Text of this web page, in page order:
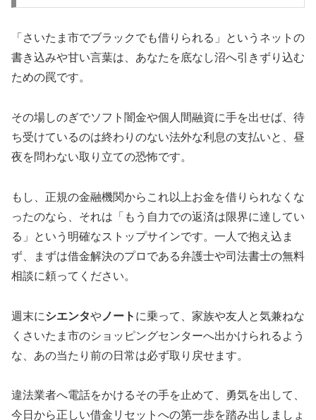
「さいたま市でブラックでも借りられる」というネットの
書き込みや甘い言葉は、あなたを底なし沼へ引きずり込む
ための罠です。
その場しのぎでソフト闇金や個人間融資に手を出せば、待
ち受けているのは終わりのない法外な利息の支払いと、昼
夜を問わない取り立ての恐怖です。
もし、正規の金融機関からこれ以上お金を借りられなくな
ったのなら、それは「もう自力での返済は限界に達してい
る」という明確なストップサインです。一人で抱え込ま
ず、まずは借金解決のプロである弁護士や司法書士の無料
相談に頼ってください。
週末にシエンタや ノート に乗って、家族や友人と気兼ねな
くさいたま市のショッピングセンターへ出かけられるよう
な、あの当たり前の日常は必ず取り戻せます。
違法業者へ電話をかけるその手を止めて、勇気を出して、
今日から正しい借金リセットへの第一歩を踏み出しましょ